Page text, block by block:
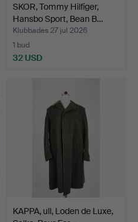
SKOR, Tommy Hilfiger,
Hansbo Sport, Bean B…
Klubbades 27 jul 2026
1 bud
32 USD
KAPPA, ull, Loden de Luxe,